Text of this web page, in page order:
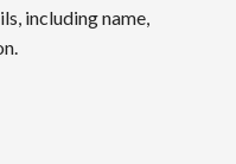
including name,
にも幅広く対応するスポ